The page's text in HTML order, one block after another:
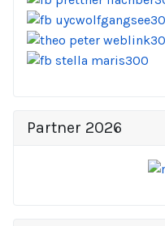
Partner 2026